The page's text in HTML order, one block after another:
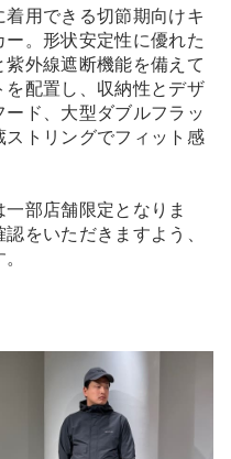
用できる切節期向けキ
。形状安定性に優れた
外線遮断機能を備えて
を配置し、収納性とデザ
ド、大型ダブルフラッ
ストリングでフィット感
部店舗限定となりま
をいただきますよう、